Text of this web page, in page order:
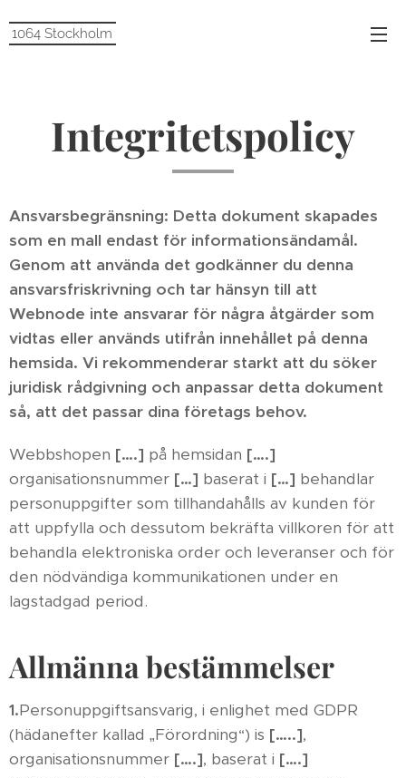
1064 Stockholm
Integritetspolicy
Ansvarsbegränsning: Detta dokument skapades
som en mall endast för informationsändamål.
Genom att använda det godkänner du denna
ansvarsfriskrivning och tar hänsyn till att
Webnode inte ansvarar för några åtgärder som
vidtas eller används utifrån innehållet på denna
hemsida. Vi rekommenderar starkt att du söker
juridisk rådgivning och anpassar detta dokument
så, att det passar dina företags behov.
Webbshopen [….] på hemsidan [….]
organisationsnummer […] baserat i […] behandlar
personuppgifter som tillhandahålls av kunden för
att uppfylla och dessutom bekräfta villkoren för att
behandla elektroniska order och leveranser och för
den nödvändiga kommunikationen under en
lagstadgad period.
Allmänna bestämmelser
1.Personuppgiftsansvarig, i enlighet med GDPR
(hädanefter kallad „Förordning“) is […..],
organisationsnummer [….], baserat i [….]